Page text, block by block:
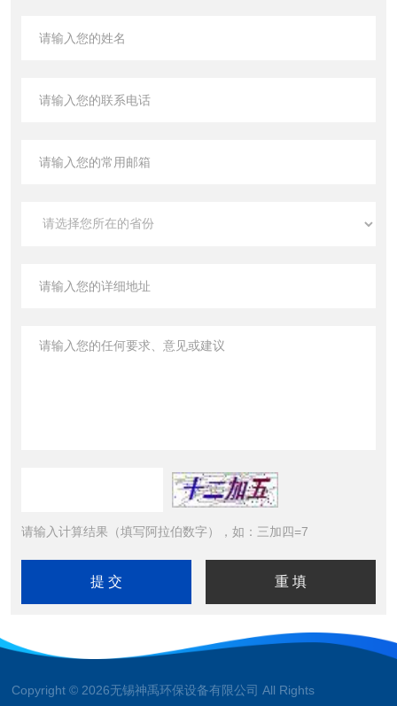
请输入计算结果（填写阿拉伯数字），如：三加四=7
Copyright © 2026无锡神禹环保设备有限公司 All Rights